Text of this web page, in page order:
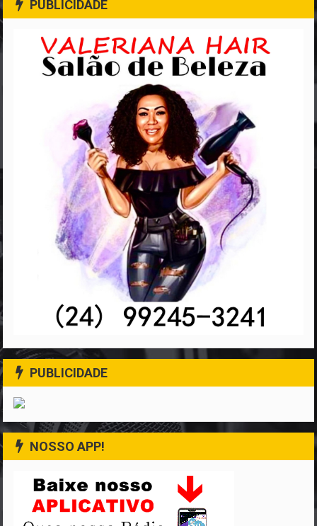
PUBLICIDADE
PUBLICIDADE
NOSSO APP!